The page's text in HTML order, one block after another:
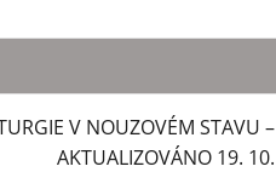
V NOUZOVÉM STAVU –
AKTUALIZOVÁNO 19. 10.